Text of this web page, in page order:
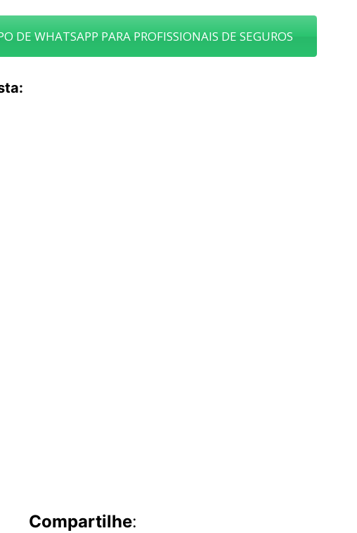
DE WHATSAPP PARA PROFISSIONAIS DE SEGUROS
Compartilhe: